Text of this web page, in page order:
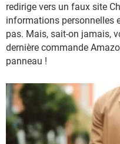
redirige vers un faux site
informations personnelles
pas. Mais, sait-on jamais,
dernière commande
panneau !